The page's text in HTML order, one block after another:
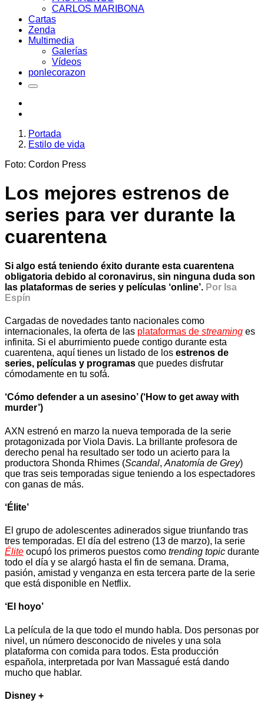
CARLOS MARIBONA
Cartas
Zenda
Multimedia
Galerías
Vídeos
ponlecorazon
Portada
Estilo de vida
Foto: Cordon Press
Los mejores estrenos de
series para ver durante la
cuarentena
Si algo está teniendo éxito durante esta cuarentena
obligatoria debido al coronavirus, sin ninguna duda son
las plataformas de series y películas ‘online’. Por Isa
Espín
Cargadas de novedades tanto nacionales como
internacionales, la oferta de las plataformas de streaming es
infinita. Si el aburrimiento puede contigo durante esta
cuarentena, aquí tienes un listado de los estrenos de
series, películas y programas que puedes disfrutar
cómodamente en tu sofá.
‘Cómo defender a un asesino’ (‘How to get away with
murder’)
AXN estrenó en marzo la nueva temporada de la serie
protagonizada por Viola Davis. La brillante profesora de
derecho penal ha resultado ser todo un acierto para la
productora Shonda Rhimes (Scandal, Anatomía de Grey)
que tras seis temporadas sigue teniendo a los espectadores
con ganas de más.
‘Élite’
El grupo de adolescentes adinerados sigue triunfando tras
tres temporadas. El día del estreno (13 de marzo), la serie
Élite ocupó los primeros puestos como trending topic durante
todo el día y se alargó hasta el fin de semana. Drama,
pasión, amistad y venganza en esta tercera parte de la serie
que está disponible en Netflix.
‘El hoyo’
La película de la que todo el mundo habla. Dos personas por
nivel, un número desconocido de niveles y una sola
plataforma con comida para todos. Esta producción
española, interpretada por Ivan Massagué está dando
mucho que hablar.
Disney +